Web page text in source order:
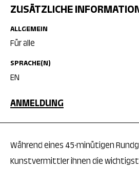
Während eines 45-minütigen
Kunstvermittler ihnen die
ZUSÄTZLICHE
ALLGEMEIN
Für alle
SPRACHE(N)
EN
ANMELDUNG